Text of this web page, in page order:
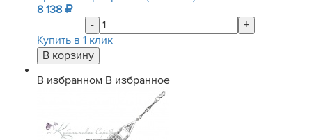
8 138
-
+
Купить в 1 клик
В избранном В избранное